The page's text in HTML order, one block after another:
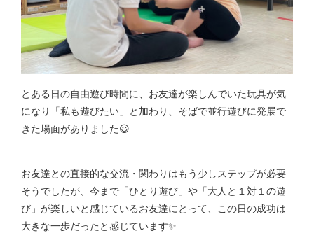
とある日の自由遊び時間に、お友達が楽しんでいた玩具が気
になり「私も遊びたい」と加わり、そばで並行遊びに発展で
きた場面がありました😃
お友達との直接的な交流・関わりはもう少しステップが必要
そうでしたが、今まで「ひとり遊び」や「大人と１対１の遊
び」が楽しいと感じているお友達にとって、この日の成功は
大きな一歩だったと感じています✨